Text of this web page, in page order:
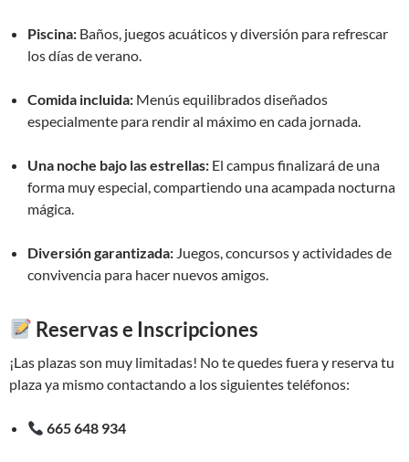
Piscina: Baños, juegos acuáticos y diversión para refrescar
los días de verano.
Comida incluida: Menús equilibrados diseñados
especialmente para rendir al máximo en cada jornada.
Una noche bajo las estrellas: El campus finalizará de una
forma muy especial, compartiendo una acampada nocturna
mágica.
Diversión garantizada: Juegos, concursos y actividades de
convivencia para hacer nuevos amigos.
Reservas e Inscripciones
¡Las plazas son muy limitadas! No te quedes fuera y reserva tu
plaza ya mismo contactando a los siguientes teléfonos:
665 648 934